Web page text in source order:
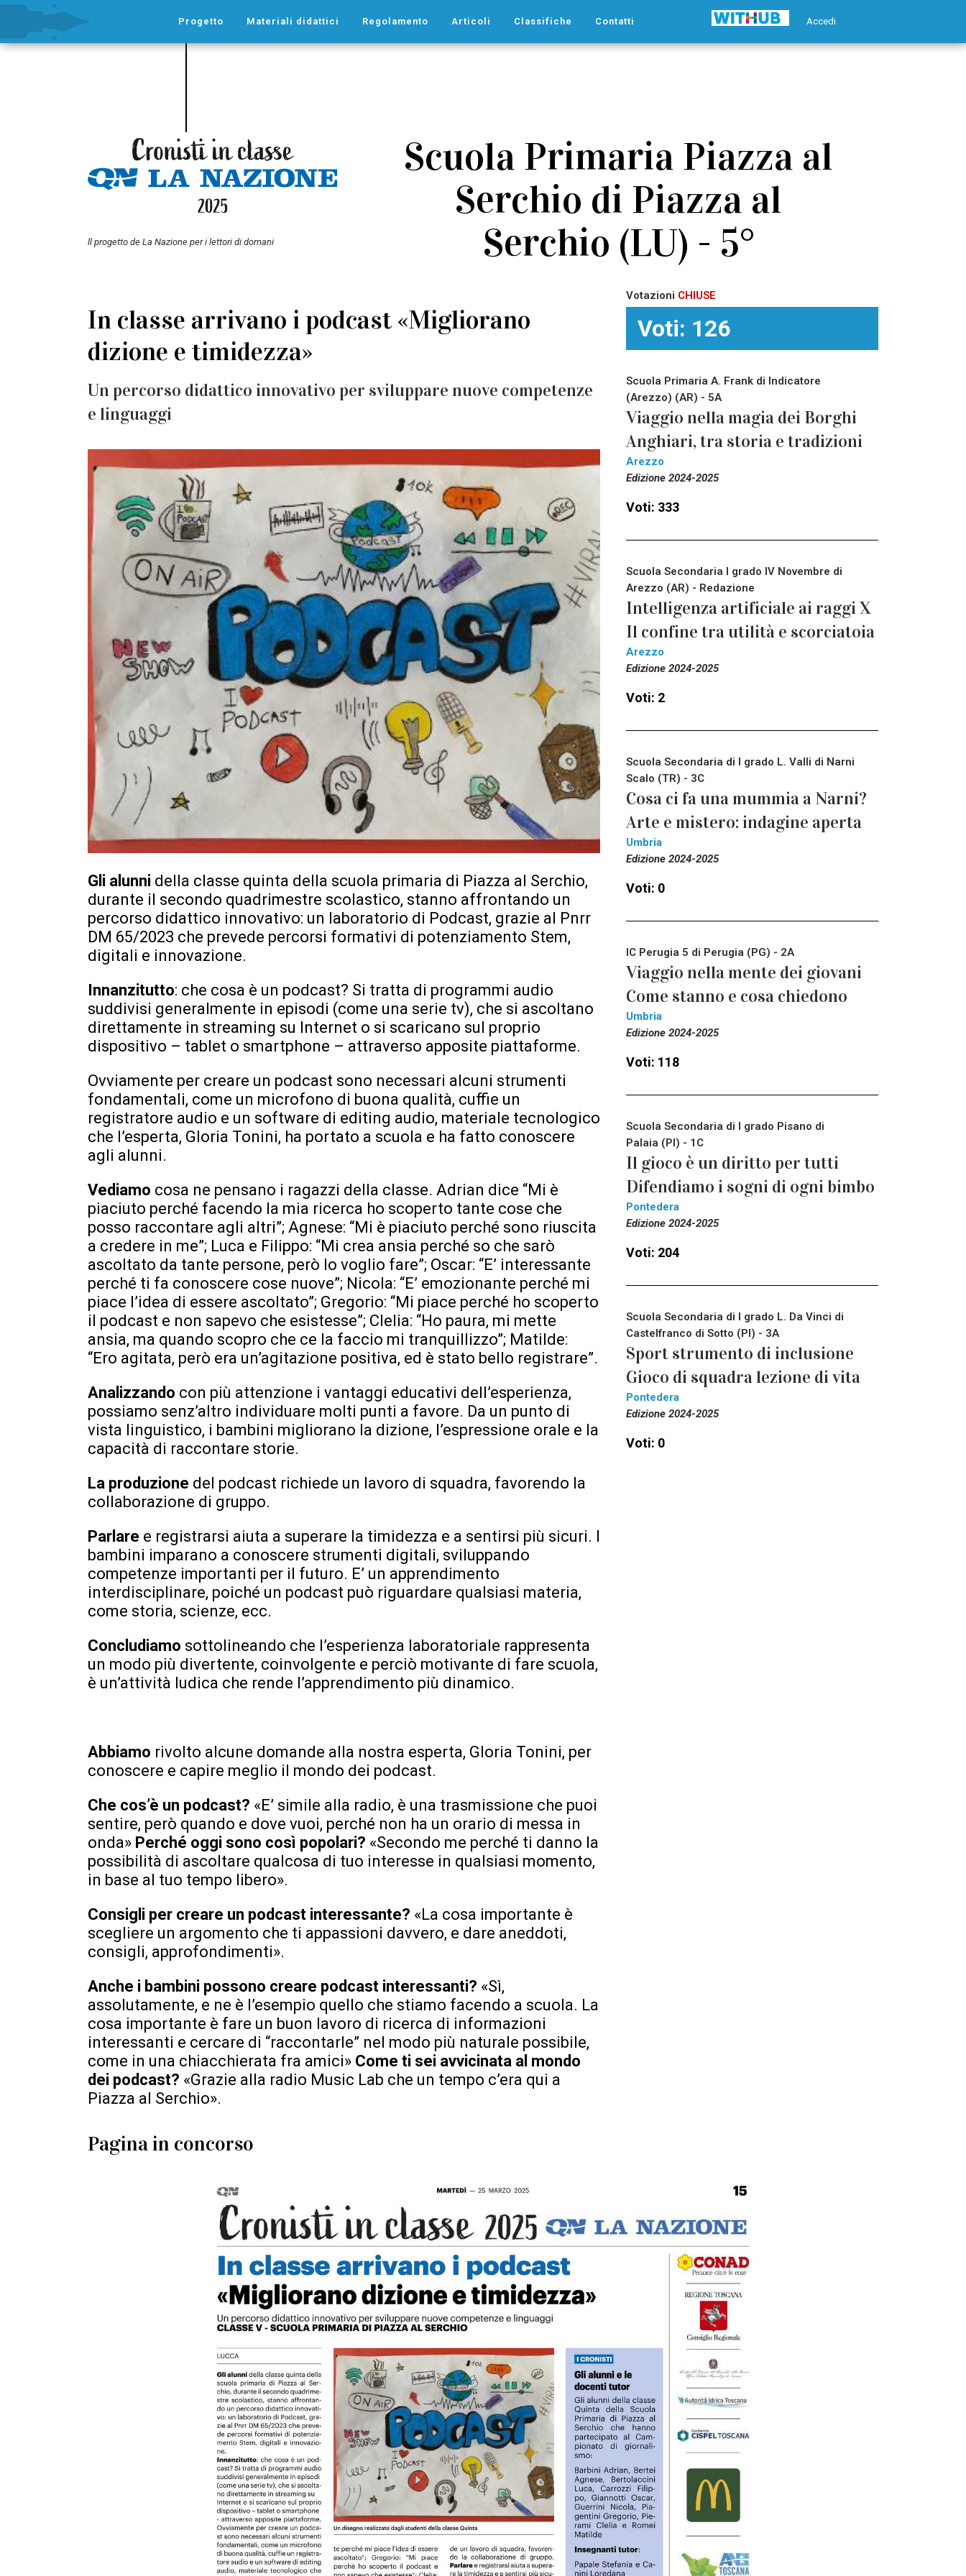
Accedi
Progetto Materiali didattici Regolamento Articoli Classifiche Contatti
ll progetto de La Nazione per i lettori di domani
Scuola Primaria Piazza al
Serchio di Piazza al
Serchio (LU) - 5°
In classe arrivano i podcast «Migliorano
dizione e timidezza»
Un percorso didattico innovativo per sviluppare nuove competenze
e linguaggi
Gli alunni della classe quinta della scuola primaria di Piazza al Serchio,
durante il secondo quadrimestre scolastico, stanno affrontando un
percorso didattico innovativo: un laboratorio di Podcast, grazie al Pnrr
DM 65/2023 che prevede percorsi formativi di potenziamento Stem,
digitali e innovazione.
Innanzitutto: che cosa è un podcast? Si tratta di programmi audio
suddivisi generalmente in episodi (come una serie tv), che si ascoltano
direttamente in streaming su Internet o si scaricano sul proprio
dispositivo – tablet o smartphone – attraverso apposite piattaforme.
Ovviamente per creare un podcast sono necessari alcuni strumenti
fondamentali, come un microfono di buona qualità, cuffie un
registratore audio e un software di editing audio, materiale tecnologico
che l’esperta, Gloria Tonini, ha portato a scuola e ha fatto conoscere
agli alunni.
Vediamo cosa ne pensano i ragazzi della classe. Adrian dice “Mi è
piaciuto perché facendo la mia ricerca ho scoperto tante cose che
posso raccontare agli altri”; Agnese: “Mi è piaciuto perché sono riuscita
a credere in me”; Luca e Filippo: “Mi crea ansia perché so che sarò
ascoltato da tante persone, però lo voglio fare”; Oscar: “E’ interessante
perché ti fa conoscere cose nuove”; Nicola: “E’ emozionante perché mi
piace l’idea di essere ascoltato”; Gregorio: “Mi piace perché ho scoperto
il podcast e non sapevo che esistesse”; Clelia: “Ho paura, mi mette
ansia, ma quando scopro che ce la faccio mi tranquillizzo”; Matilde:
“Ero agitata, però era un’agitazione positiva, ed è stato bello registrare”.
Analizzando con più attenzione i vantaggi educativi dell’esperienza,
possiamo senz’altro individuare molti punti a favore. Da un punto di
vista linguistico, i bambini migliorano la dizione, l’espressione orale e la
capacità di raccontare storie.
La produzione del podcast richiede un lavoro di squadra, favorendo la
collaborazione di gruppo.
Parlare e registrarsi aiuta a superare la timidezza e a sentirsi più sicuri. I
bambini imparano a conoscere strumenti digitali, sviluppando
competenze importanti per il futuro. E’ un apprendimento
interdisciplinare, poiché un podcast può riguardare qualsiasi materia,
come storia, scienze, ecc.
Concludiamo sottolineando che l’esperienza laboratoriale rappresenta
un modo più divertente, coinvolgente e perciò motivante di fare scuola,
è un’attività ludica che rende l’apprendimento più dinamico.
Abbiamo rivolto alcune domande alla nostra esperta, Gloria Tonini, per
conoscere e capire meglio il mondo dei podcast.
Che cos’è un podcast? «E’ simile alla radio, è una trasmissione che puoi
sentire, però quando e dove vuoi, perché non ha un orario di messa in
onda» Perché oggi sono così popolari? «Secondo me perché ti danno la
possibilità di ascoltare qualcosa di tuo interesse in qualsiasi momento,
in base al tuo tempo libero».
Consigli per creare un podcast interessante? «La cosa importante è
scegliere un argomento che ti appassioni davvero, e dare aneddoti,
consigli, approfondimenti».
Anche i bambini possono creare podcast interessanti? «Sì,
assolutamente, e ne è l’esempio quello che stiamo facendo a scuola. La
cosa importante è fare un buon lavoro di ricerca di informazioni
interessanti e cercare di “raccontarle” nel modo più naturale possibile,
come in una chiacchierata fra amici» Come ti sei avvicinata al mondo
dei podcast? «Grazie alla radio Music Lab che un tempo c’era qui a
Piazza al Serchio».
Votazioni CHIUSE
Voti: 126
Scuola Primaria A. Frank di Indicatore
(Arezzo) (AR) - 5A
Viaggio nella magia dei Borghi
Anghiari, tra storia e tradizioni
Arezzo
Edizione 2024-2025
Voti: 333
Scuola Secondaria I grado IV Novembre di
Arezzo (AR) - Redazione
Intelligenza artificiale ai raggi X
Il confine tra utilità e scorciatoia
Arezzo
Edizione 2024-2025
Voti: 2
Scuola Secondaria di I grado L. Valli di Narni
Scalo (TR) - 3C
Cosa ci fa una mummia a Narni?
Arte e mistero: indagine aperta
Umbria
Edizione 2024-2025
Voti: 0
IC Perugia 5 di Perugia (PG) - 2A
Viaggio nella mente dei giovani
Come stanno e cosa chiedono
Umbria
Edizione 2024-2025
Voti: 118
Scuola Secondaria di I grado Pisano di
Palaia (PI) - 1C
Il gioco è un diritto per tutti
Difendiamo i sogni di ogni bimbo
Pontedera
Edizione 2024-2025
Voti: 204
Scuola Secondaria di I grado L. Da Vinci di
Castelfranco di Sotto (PI) - 3A
Sport strumento di inclusione
Gioco di squadra lezione di vita
Pontedera
Edizione 2024-2025
Voti: 0
Pagina in concorso